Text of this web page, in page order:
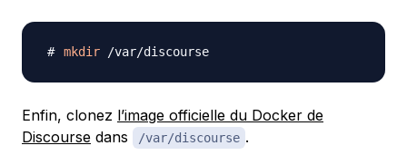
mkdir
Enfin, clonez l’image officielle du Docker de
Discourse dans /var/discourse .